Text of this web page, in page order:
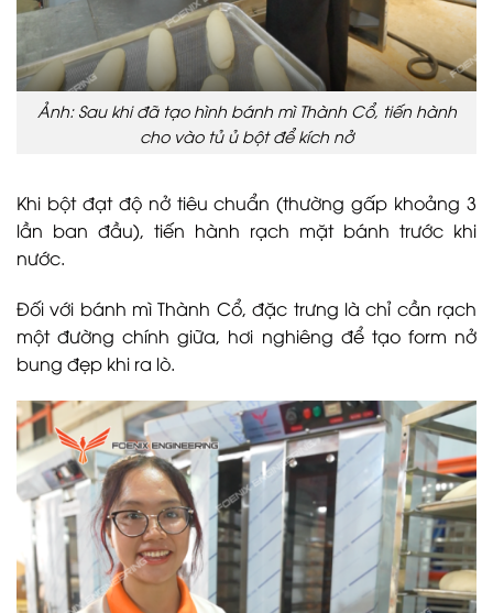
Ảnh: Sau khi đã tạo hình bánh mì Thành Cổ, tiến hành
cho vào tủ ủ bột để kích nở
Khi bột đạt độ nở tiêu chuẩn (thường gấp khoảng 3
lần ban đầu), tiến hành rạch mặt bánh trước khi
nước.
Đối với bánh mì Thành Cổ, đặc trưng là chỉ cần rạch
một đường chính giữa, hơi nghiêng để tạo form nở
bung đẹp khi ra lò.